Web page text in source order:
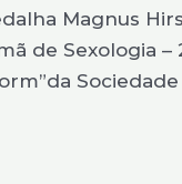
Magnus
de Sexologia –